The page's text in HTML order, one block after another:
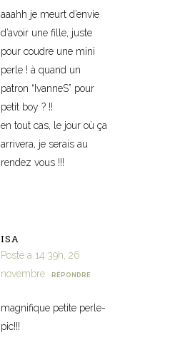
aaahh je meurt d’envie
d’avoir une fille, juste
pour coudre une mini
perle ! à quand un
patron “IvanneS” pour
petit boy ? !!
en tout cas, le jour où ça
arrivera, je serais au
rendez vous !!!
ISA
Posté à 14:39h, 26
novembre
RÉPONDRE
magnifique petite perle-
pic!!!